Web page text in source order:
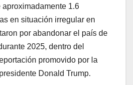
1.6
en situación irregular en
por abandonar el país de
2025, dentro del
promovido por la
Donald Trump.